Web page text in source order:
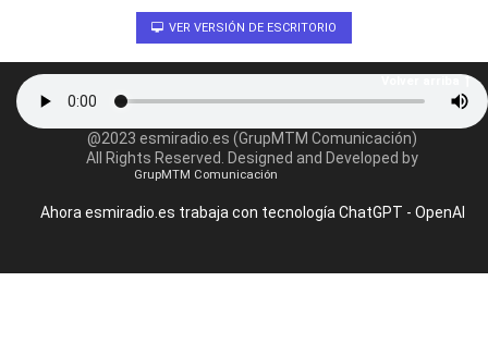
VER VERSIÓN DE ESCRITORIO
@2023 esmiradio.es (GrupMTM Comunicación)
All Rights Reserved. Designed and Developed by
GrupMTM Comunicación
Ahora esmiradio.es trabaja con tecnología ChatGPT - OpenAI